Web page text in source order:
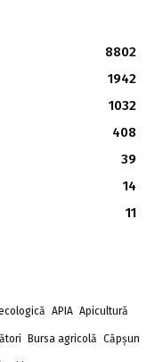
8802
1942
1032
408
39
14
11
APIA Apicultură
Bursa agricolă Căpșun